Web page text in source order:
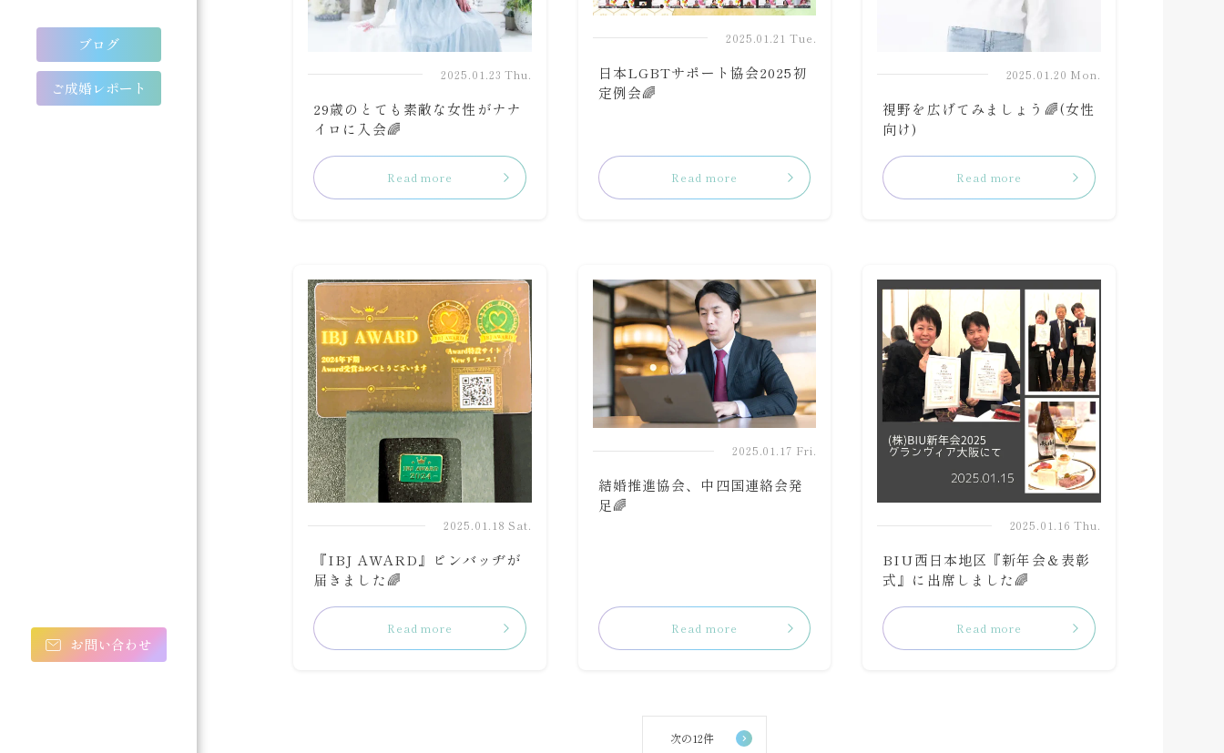
ブログ
ご成婚レポート
お問い合わせ
2025.01.23 Thu.
29歳のとても素敵な女性がナナ
イロに入会🌈
Read more
2025.01.21 Tue.
日本LGBTサポート協会2025初
定例会🌈
Read more
2025.01.20 Mon.
視野を広げてみましょう🌈(女性
向け)
Read more
2025.01.18 Sat.
『IBJ AWARD』ピンバッヂが
届きました🌈
Read more
2025.01.17 Fri.
結婚推進協会、中四国連絡会発
足🌈
Read more
2025.01.16 Thu.
BIU西日本地区『新年会＆表彰
式』に出席しました🌈
Read more
次の12件